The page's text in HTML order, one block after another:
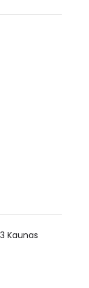
Kaunas